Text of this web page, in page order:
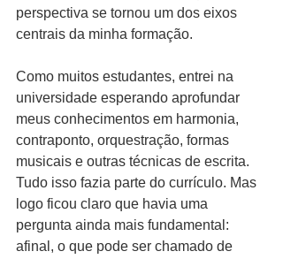
perspectiva se tornou um dos eixos
centrais da minha formação.
Como muitos estudantes, entrei na
universidade esperando aprofundar
meus conhecimentos em harmonia,
contraponto, orquestração, formas
musicais e outras técnicas de escrita.
Tudo isso fazia parte do currículo. Mas
logo ficou claro que havia uma
pergunta ainda mais fundamental:
afinal, o que pode ser chamado de